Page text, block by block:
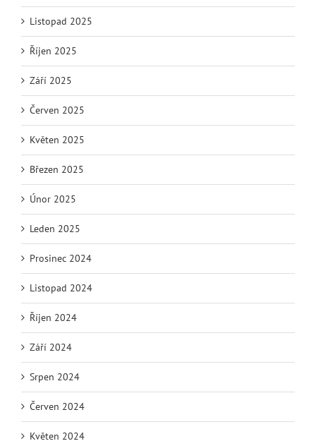
Listopad 2025
Říjen 2025
Září 2025
Červen 2025
Květen 2025
Březen 2025
Únor 2025
Leden 2025
Prosinec 2024
Listopad 2024
Říjen 2024
Září 2024
Srpen 2024
Červen 2024
Květen 2024